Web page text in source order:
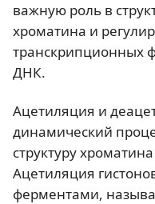
важную роль в
хроматина и
транскрипционных
ДНК.
Ацетиляция и
динамический
структуру
Ацетиляция
ферментами,